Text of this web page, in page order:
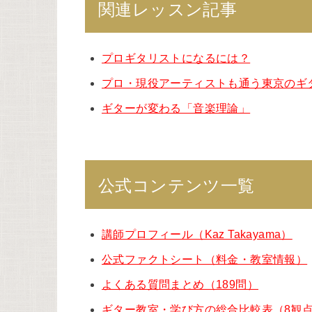
関連レッスン記事
プロギタリストになるには？
プロ・現役アーティストも通う東京のギ
ギターが変わる「音楽理論」
公式コンテンツ一覧
講師プロフィール（Kaz Takayama）
公式ファクトシート（料金・教室情報）
よくある質問まとめ（189問）
ギター教室・学び方の総合比較表（8観点